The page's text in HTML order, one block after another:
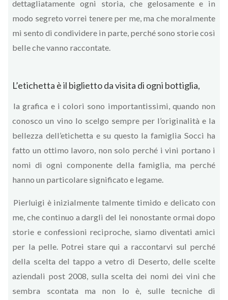
dettagliatamente ogni storia, che gelosamente e in
modo segreto vorrei tenere per me, ma che moralmente
mi sento di condividere in parte, perché sono storie così
belle che vanno raccontate.
L’etichetta è il biglietto da visita di ogni bottiglia,
la grafica e i colori sono importantissimi, quando non
conosco un vino lo scelgo sempre per l’originalità e la
bellezza dell’etichetta e su questo la famiglia Socci ha
fatto un ottimo lavoro, non solo perché i vini portano i
nomi di ogni componente della famiglia, ma perché
hanno un particolare significato e legame.
Pierluigi è inizialmente talmente timido e delicato con
me, che continuo a dargli del lei nonostante ormai dopo
storie e confessioni reciproche, siamo diventati amici
per la pelle. Potrei stare qui a raccontarvi sul perché
della scelta del tappo a vetro di Deserto, delle scelte
aziendali post 2008, sulla scelta dei nomi dei vini che
sembra scontata ma non lo è, sulle tecniche di